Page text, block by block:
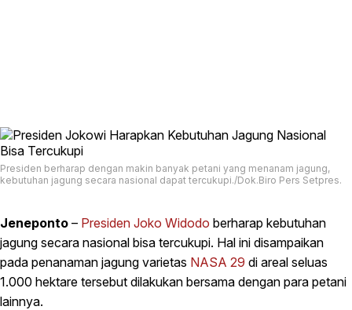
Presiden berharap dengan makin banyak petani yang menanam jagung,
kebutuhan jagung secara nasional dapat tercukupi./Dok.Biro Pers Setpres.
Jeneponto – Presiden Joko Widodo berharap kebutuhan
jagung secara nasional bisa tercukupi. Hal ini disampaikan
pada penanaman jagung varietas NASA 29 di areal seluas
1.000 hektare tersebut dilakukan bersama dengan para petani
lainnya.